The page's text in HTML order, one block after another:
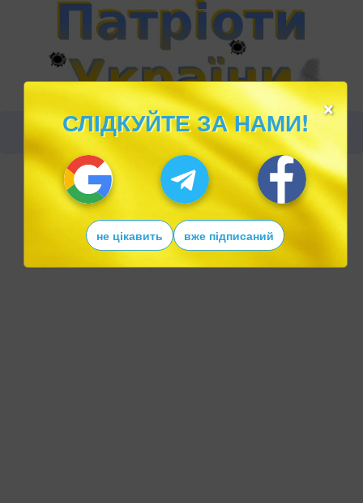
×
СЛІДКУЙТЕ ЗА НАМИ!
не цікавить вже підписаний